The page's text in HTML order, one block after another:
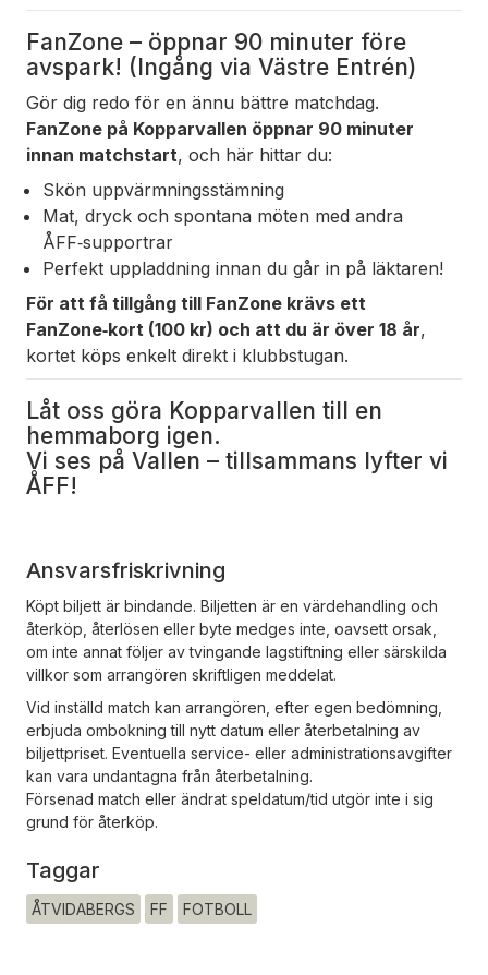
FanZone – öppnar 90 minuter före
avspark! (Ingång via Västre Entrén)
Gör dig redo för en ännu bättre matchdag.
FanZone på Kopparvallen öppnar 90 minuter
innan matchstart, och här hittar du:
Skön uppvärmningsstämning
Mat, dryck och spontana möten med andra
ÅFF‑supportrar
Perfekt uppladdning innan du går in på läktaren!
För att få tillgång till FanZone krävs ett
FanZone‑kort (100 kr) och att du är över 18 år,
kortet köps enkelt direkt i klubbstugan.
Låt oss göra Kopparvallen till en
hemmaborg igen.
Vi ses på Vallen – tillsammans lyfter vi
ÅFF!
Ansvarsfriskrivning
Köpt biljett är bindande. Biljetten är en värdehandling och
återköp, återlösen eller byte medges inte, oavsett orsak,
om inte annat följer av tvingande lagstiftning eller särskilda
villkor som arrangören skriftligen meddelat.
Vid inställd match kan arrangören, efter egen bedömning,
erbjuda ombokning till nytt datum eller återbetalning av
biljettpriset. Eventuella service- eller administrationsavgifter
kan vara undantagna från återbetalning.
Försenad match eller ändrat speldatum/tid utgör inte i sig
grund för återköp.
Taggar
ÅTVIDABERGS FF FOTBOLL